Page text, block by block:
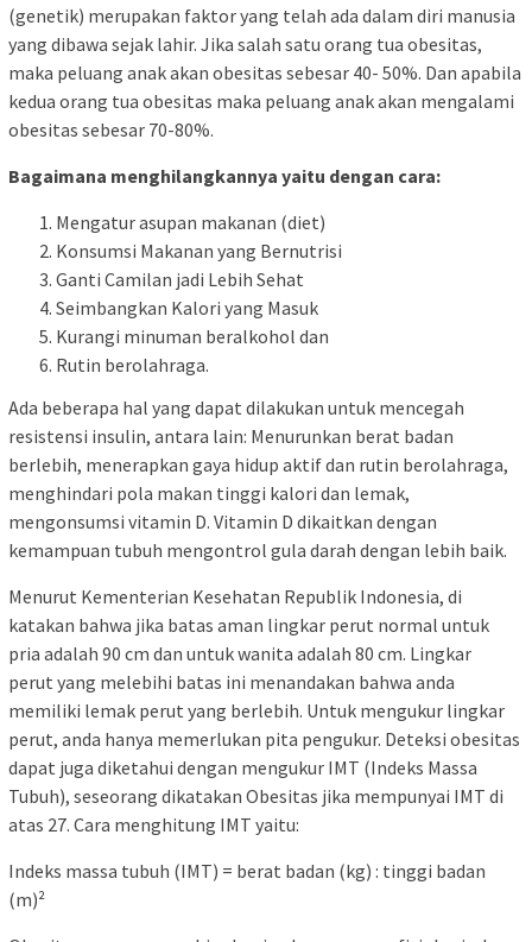
(genetik) merupakan faktor yang telah ada dalam diri manusia
yang dibawa sejak lahir. Jika salah satu orang tua obesitas,
maka peluang anak akan obesitas sebesar 40- 50%. Dan apabila
kedua orang tua obesitas maka peluang anak akan mengalami
obesitas sebesar 70-80%.
Bagaimana menghilangkannya yaitu dengan cara:
Mengatur asupan makanan (diet)
Konsumsi Makanan yang Bernutrisi
Ganti Camilan jadi Lebih Sehat
Seimbangkan Kalori yang Masuk
Kurangi minuman beralkohol dan
Rutin berolahraga.
Ada beberapa hal yang dapat dilakukan untuk mencegah
resistensi insulin, antara lain: Menurunkan berat badan
berlebih, menerapkan gaya hidup aktif dan rutin berolahraga,
menghindari pola makan tinggi kalori dan lemak,
mengonsumsi vitamin D. Vitamin D dikaitkan dengan
kemampuan tubuh mengontrol gula darah dengan lebih baik.
Menurut Kementerian Kesehatan Republik Indonesia, di
katakan bahwa jika batas aman lingkar perut normal untuk
pria adalah 90 cm dan untuk wanita adalah 80 cm. Lingkar
perut yang melebihi batas ini menandakan bahwa anda
memiliki lemak perut yang berlebih. Untuk mengukur lingkar
perut, anda hanya memerlukan pita pengukur. Deteksi obesitas
dapat juga diketahui dengan mengukur IMT (Indeks Massa
Tubuh), seseorang dikatakan Obesitas jika mempunyai IMT di
atas 27. Cara menghitung IMT yaitu:
Indeks massa tubuh (IMT) = berat badan (kg) : tinggi badan
(m)²